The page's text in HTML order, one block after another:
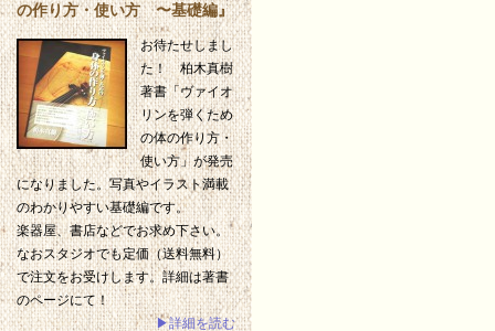
の作り方・使い方 〜基礎編』
お待たせしまし
た！ 柏木真樹
著書「ヴァイオ
リンを弾くため
の体の作り方・
使い方」が発売
になりました。写真やイラスト満載
のわかりやすい基礎編です。
楽器屋、書店などでお求め下さい。
なおスタジオでも定価（送料無料）
で注文をお受けします。詳細は著書
のページにて！
▶詳細を読む